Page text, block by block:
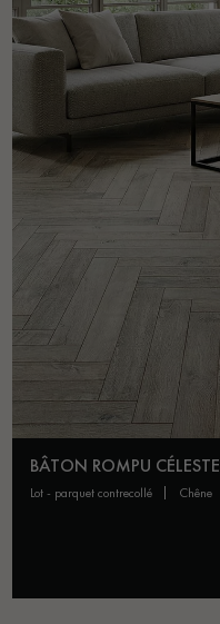
BÂTON ROMPU CÉLESTE
lot - parquet contrecollé chêne